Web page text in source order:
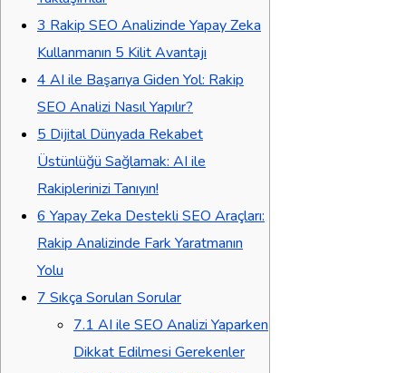
3 Rakip SEO Analizinde Yapay Zeka
Kullanmanın 5 Kilit Avantajı
4 AI ile Başarıya Giden Yol: Rakip
SEO Analizi Nasıl Yapılır?
5 Dijital Dünyada Rekabet
Üstünlüğü Sağlamak: AI ile
Rakiplerinizi Tanıyın!
6 Yapay Zeka Destekli SEO Araçları:
Rakip Analizinde Fark Yaratmanın
Yolu
7 Sıkça Sorulan Sorular
7.1 AI ile SEO Analizi Yaparken
Dikkat Edilmesi Gerekenler